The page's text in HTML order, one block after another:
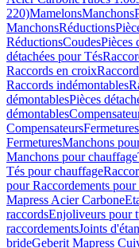
220)MamelonsManchons
ManchonsRéductions
RéductionsCoudesPièces
détachées pour Tés
Raccords en croix
Raccords indémontables
démontablesPièces
démontables
CompensateursFermetures
FermeturesManchons
Manchons pour chauffage
Tés pour chauffage
pour Raccordements
Mapress Acier Carbone
raccordsEnjoliveurs pour
raccordementsJoints
brideGeberit Mapress